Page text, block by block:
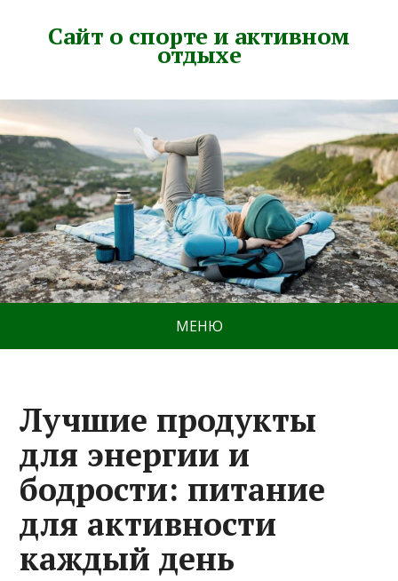
Сайт о спорте и активном
отдыхе
МЕНЮ
Лучшие продукты
для энергии и
бодрости: питание
для активности
каждый день